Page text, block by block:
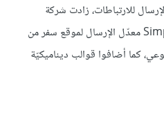
للارتباطات، زادت شركة
التّسويق الرّقمي SimpleRelevance معدّل الإرسال لموقع سفر من
كما أضافوا قوالب ديناميكيّة